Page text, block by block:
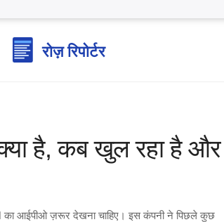
है, कब खुल रहा है और
का आईपीओ ज़रूर देखना चाहिए। इस कंपनी ने पिछले कुछ